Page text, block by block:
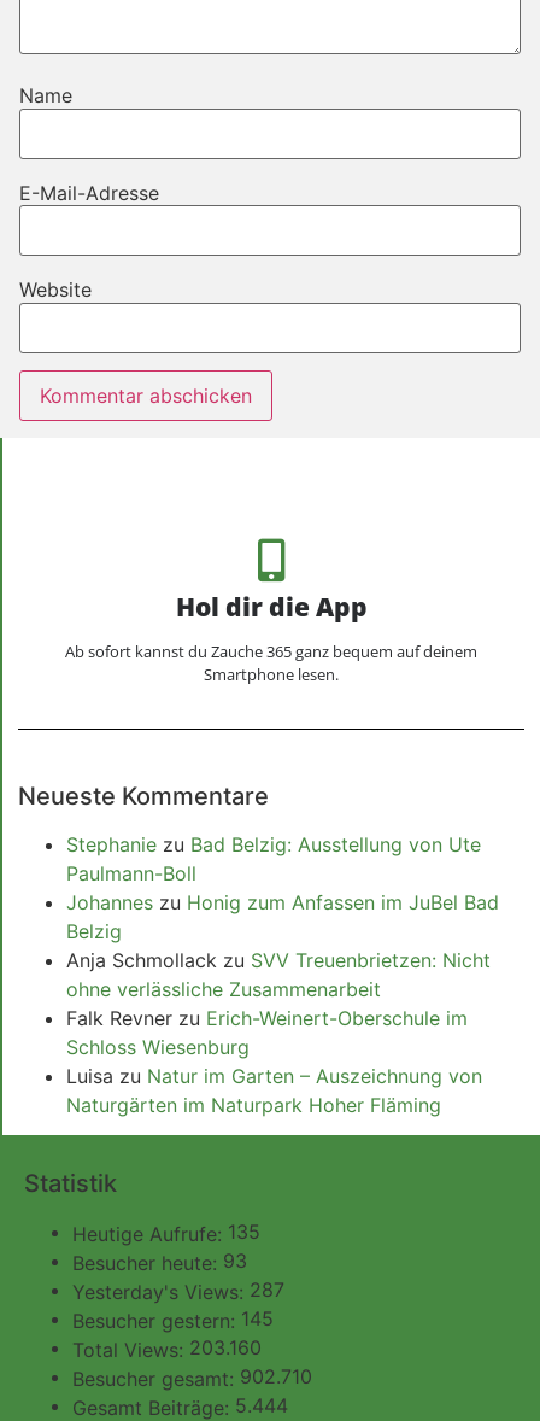
Name
E-Mail-Adresse
Website
Hol dir die App
Ab sofort kannst du Zauche 365 ganz bequem auf deinem
Smartphone lesen.
Neueste Kommentare
Stephanie zu Bad Belzig: Ausstellung von Ute
Paulmann-Boll
Johannes zu Honig zum Anfassen im JuBel Bad
Belzig
Anja Schmollack zu SVV Treuenbrietzen: Nicht
ohne verlässliche Zusammenarbeit
Falk Revner zu Erich-Weinert-Oberschule im
Schloss Wiesenburg
Luisa zu Natur im Garten – Auszeichnung von
Naturgärten im Naturpark Hoher Fläming
Statistik
Heutige Aufrufe: 135
Besucher heute: 93
Yesterday's Views: 287
Besucher gestern: 145
Total Views: 203.160
Besucher gesamt: 902.710
Gesamt Beiträge: 5.444